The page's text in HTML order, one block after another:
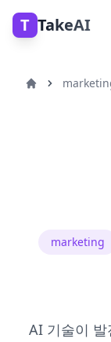
T TakeAI
marketing
AI 기술이 발